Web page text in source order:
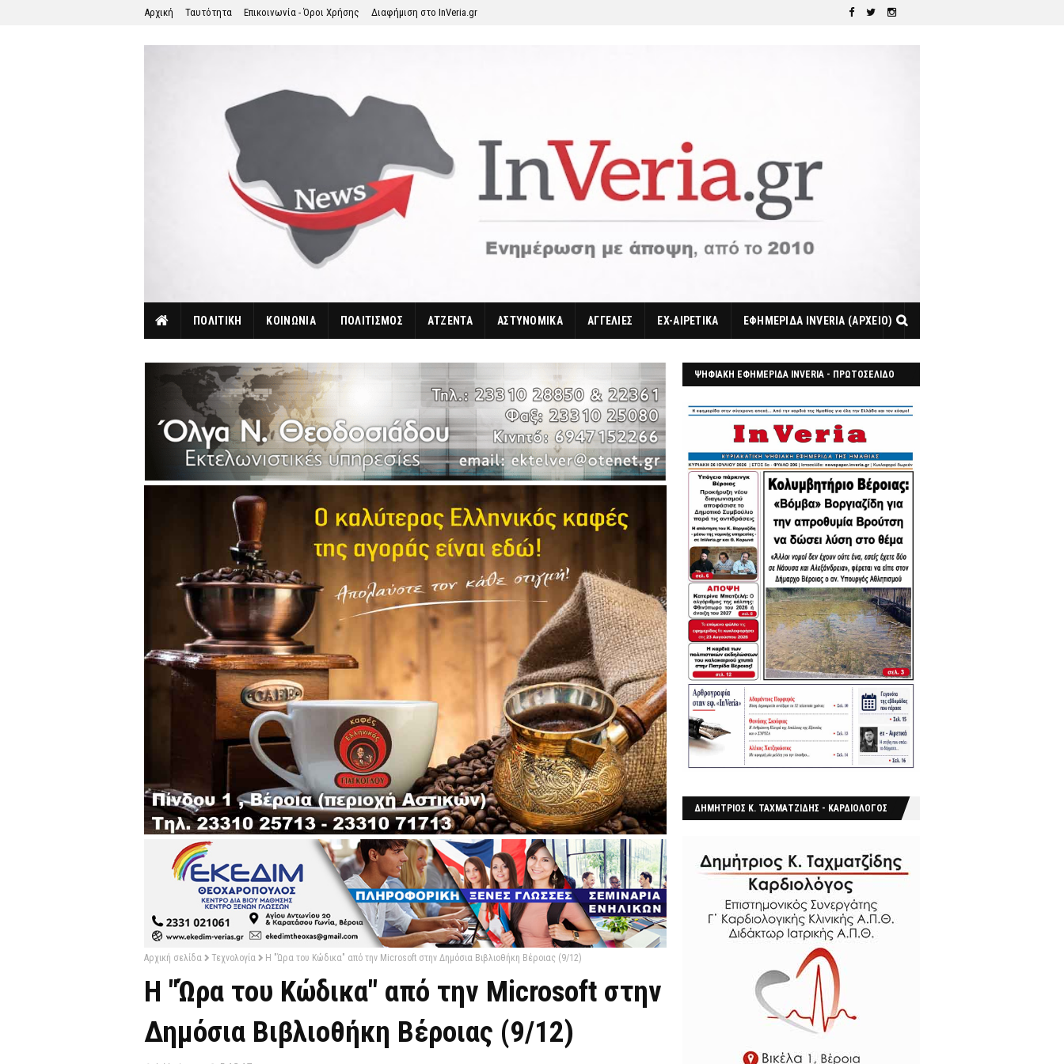
Αρχική Ταυτότητα Επικοινωνία - Όροι Χρήσης Διαφήμιση στο InVeria.gr
ΠΟΛΙΤΙΚΗ ΚΟΙΝΩΝΙΑ ΠΟΛΙΤΙΣΜΟΣ ΑΤΖΕΝΤΑ ΑΣΤΥΝΟΜΙΚΑ ΑΓΓΕΛΙΕΣ EX-ΑΙΡΕΤΙΚΑ ΕΦΗΜΕΡΙΔΑ INVERIA (ΑΡΧΕΙΟ)
Αρχική σελίδα Τεχνολογία Η "Ώρα του Κώδικα" από την Microsoft στην Δημόσια Βιβλιοθήκη Βέροιας (9/12)
Η "Ώρα του Κώδικα" από την Microsoft στην
Δημόσια Βιβλιοθήκη Βέροιας (9/12)
ΨΗΦΙΑΚΗ ΕΦΗΜΕΡΙΔΑ INVERIA - ΠΡΩΤΟΣΕΛΙΔΟ
ΔΗΜΗΤΡΙΟΣ Κ. ΤΑΧΜΑΤΖΙΔΗΣ - ΚΑΡΔΙΟΛΟΓΟΣ